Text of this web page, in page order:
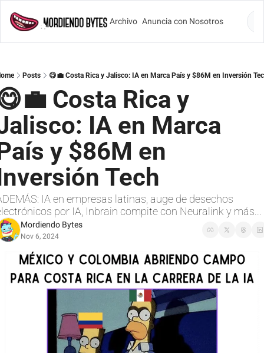
Archivo Anuncia con Nosotros
Posts 😋💼 Costa Rica y Jalisco: IA en Marca País y $86M en Inversión
Costa Rica y
IA en Marca
y $86M en
Tech
IA en empresas latinas, auge de desechos
por IA, Inbrain compite con Neuralink y más...
Mordiendo Bytes
Nov 6, 2024